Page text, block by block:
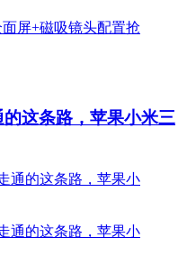
这条路，苹果小米三